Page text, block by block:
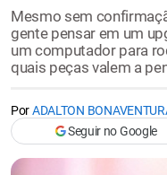
Mesmo sem
gente pensar em um
um computador para
quais peças valem a
PorADALTON
Seguir no Google